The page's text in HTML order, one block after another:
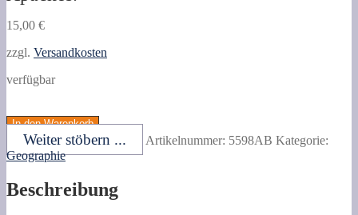
15,00 €
zzgl. Versandkosten
verfügbar
John
Life
Among
Apaches.
In den Warenkorb
Weiter stöbern ... Artikelnummer: 5598AB Kategorie:
Geographie
Beschreibung